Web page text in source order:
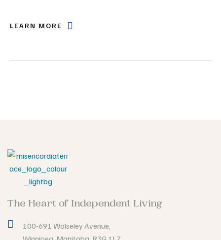
LEARN MORE
The Heart of Independent Living
100-691 Wolseley Avenue,